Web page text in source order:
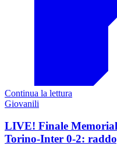
Continua la lettura
Giovanili
LIVE! Finale
Torino-Inter 0-2: